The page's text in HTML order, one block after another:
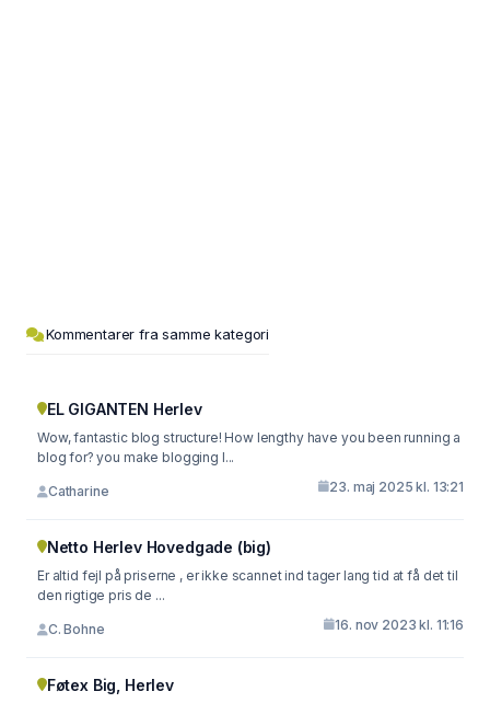
Kommentarer fra samme kategori
EL GIGANTEN Herlev
Wow, fantastic blog structure! How lengthy have you been running a
blog for? you make blogging l...
Catharine 23. maj 2025 kl. 13:21
Netto Herlev Hovedgade (big)
Er altid fejl på priserne , er ikke scannet ind tager lang tid at få det til
den rigtige pris de ...
C. Bohne 16. nov 2023 kl. 11:16
Føtex Big, Herlev